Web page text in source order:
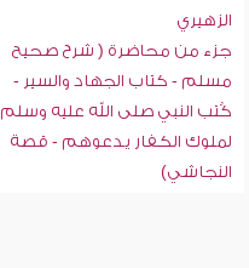
الزهيري
جزء من محاضرة ( شرح صحيح
مسلم - كتاب الجهاد والسير -
كُتب النبي صلى الله عليه وسلم
لملوك الكفار يدعوهم - قصة
النجاشي)